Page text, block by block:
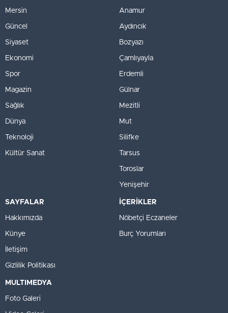
Mersin
Güncel
Siyaset
Ekonomi
Spor
Magazin
Sağlık
Dünya
Teknoloji
Kültür Sanat
Anamur
Aydıncık
Bozyazı
Çamlıyayla
Erdemli
Gülnar
Mezitli
Mut
Silifke
Tarsus
Toroslar
Yenişehir
SAYFALAR
Hakkımızda
Künye
İletişim
Gizlilik Politikası
İÇERİKLER
Nöbetçi Eczaneler
Burç Yorumları
MULTIMEDYA
Foto Galeri